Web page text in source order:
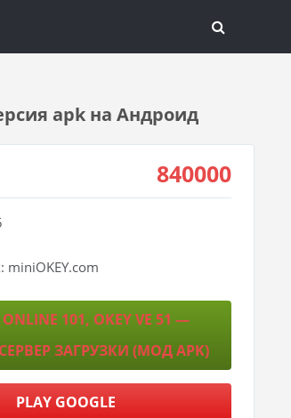
apk на Андроид
840000
miniOKEY.com
101, OKEY VE 51 —
ЗАГРУЗКИ (МОД APK)
PLAY GOOGLE